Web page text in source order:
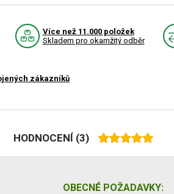
Více než 11.000 položek
Skladem pro okamžitý odběr
zákazníků
HODNOCENÍ (3)
OBECNÉ POŽADAVKY: